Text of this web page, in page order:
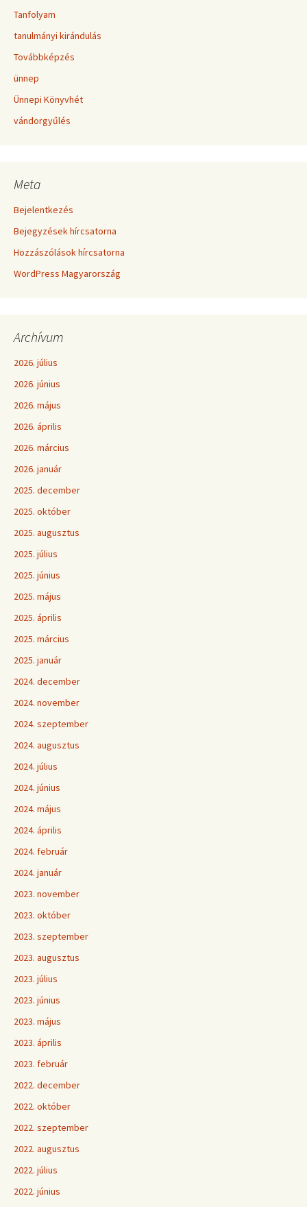
Tanfolyam
tanulmányi kirándulás
Továbbképzés
ünnep
Ünnepi Könyvhét
vándorgyűlés
Meta
Bejelentkezés
Bejegyzések hírcsatorna
Hozzászólások hírcsatorna
WordPress Magyarország
Archívum
2026. július
2026. június
2026. május
2026. április
2026. március
2026. január
2025. december
2025. október
2025. augusztus
2025. július
2025. június
2025. május
2025. április
2025. március
2025. január
2024. december
2024. november
2024. szeptember
2024. augusztus
2024. július
2024. június
2024. május
2024. április
2024. február
2024. január
2023. november
2023. október
2023. szeptember
2023. augusztus
2023. július
2023. június
2023. május
2023. április
2023. február
2022. december
2022. október
2022. szeptember
2022. augusztus
2022. július
2022. június